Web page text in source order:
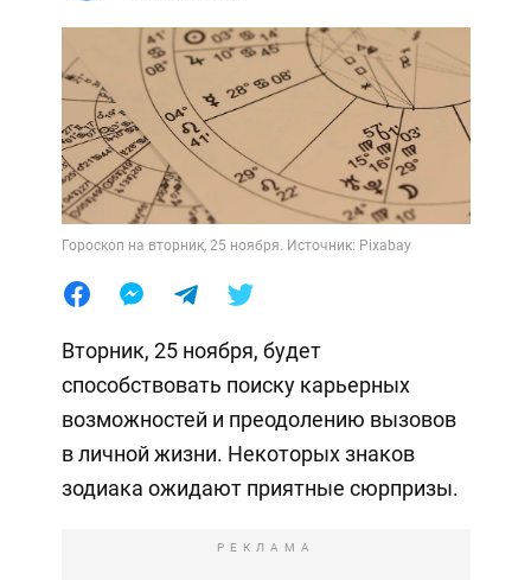
Гороскоп на вторник, 25 ноября. Источник: Pixabay
Вторник, 25 ноября, будет
способствовать поиску карьерных
возможностей и преодолению вызовов
в личной жизни. Некоторых знаков
зодиака ожидают приятные сюрпризы.
РЕКЛАМА